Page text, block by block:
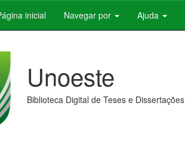
inicial Navegar por Ajuda
Unoeste
Biblioteca Digital de Teses e Dissertações